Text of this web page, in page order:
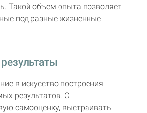
Такой объем опыта позволяет
под разные жизненные
в искусство построения
результатов. С
самооценку, выстраивать